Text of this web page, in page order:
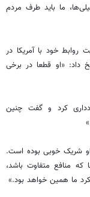
ما باید طرف مردم
روابط خود با آمریکا در
داد: «او قطعا در برخی
کرد و گفت چنین
شریک خوبی بوده است.
که منافع متفاوت باشد،
ما همین خواهد بود.»